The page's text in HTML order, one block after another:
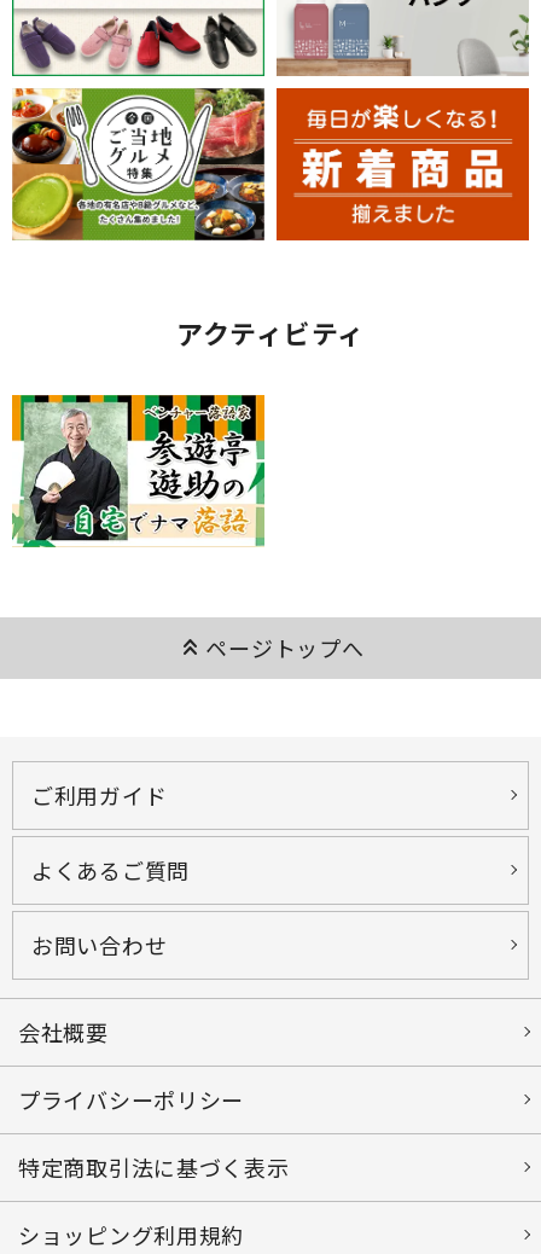
アクティビティ
keyboard_double_arrow_up ページトップへ
ご利用ガイド
よくあるご質問
お問い合わせ
会社概要
プライバシーポリシー
特定商取引法に基づく表示
ショッピング利用規約